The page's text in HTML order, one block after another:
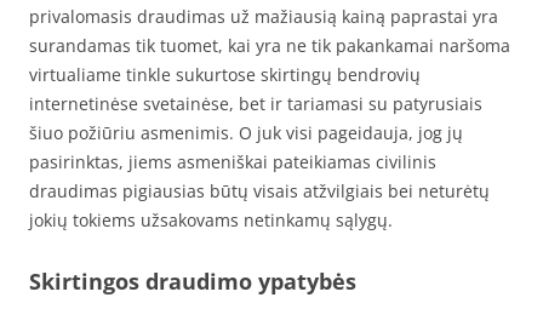
privalomasis draudimas už mažiausią kainą paprastai yra
surandamas tik tuomet, kai yra ne tik pakankamai naršoma
virtualiame tinkle sukurtose skirtingų bendrovių
internetinėse svetainėse, bet ir tariamasi su patyrusiais
šiuo požiūriu asmenimis. O juk visi pageidauja, jog jų
pasirinktas, jiems asmeniškai pateikiamas civilinis
draudimas pigiausias būtų visais atžvilgiais bei neturėtų
jokių tokiems užsakovams netinkamų sąlygų.
Skirtingos draudimo ypatybės